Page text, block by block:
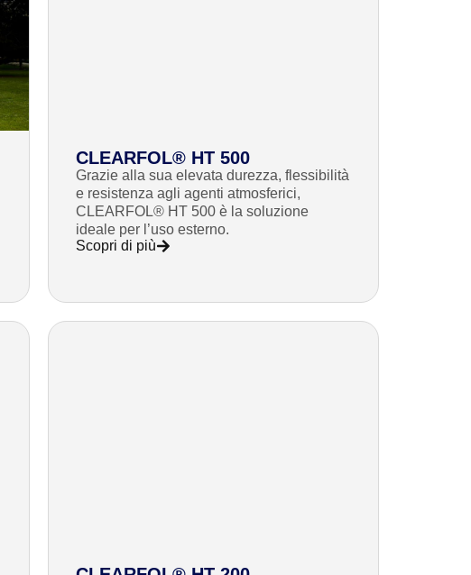
CLEARFOL® HT 500
Grazie alla sua elevata durezza, flessibilità
e resistenza agli agenti atmosferici,
CLEARFOL® HT 500 è la soluzione
ideale per l’uso esterno.
Scopri di più